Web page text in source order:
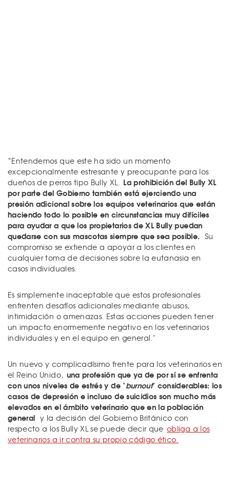
“Entendemos que este ha sido un momento
excepcionalmente estresante y preocupante para los
dueños de perros tipo Bully XL. La prohibición del Bully XL
por parte del Gobierno también está ejerciendo una
presión adicional sobre los equipos veterinarios que están
haciendo todo lo posible en circunstancias muy difíciles
para ayudar a que los propietarios de XL Bully puedan
quedarse con sus mascotas siempre que sea posible. Su
compromiso se extiende a apoyar a los clientes en
cualquier toma de decisiones sobre la eutanasia en
casos individuales.
Es simplemente inaceptable que estos profesionales
enfrenten desafíos adicionales mediante abusos,
intimidación o amenazas. Estas acciones pueden tener
un impacto enormemente negativo en los veterinarios
individuales y en el equipo en general."
Un nuevo y complicadísimo frente para los veterinarios en
el Reino Unido, una profesión que ya de por sí se enfrenta
con unos niveles de estrés y de "burnout" considerables: los
casos de depresión e incluso de suicidios son mucho más
elevados en el ámbito veterinario que en la población
general y la decisión del Gobierno Británico con
respecto a los Bully XL se puede decir que obliga a los
veterinarios a ir contra su propio código ético.